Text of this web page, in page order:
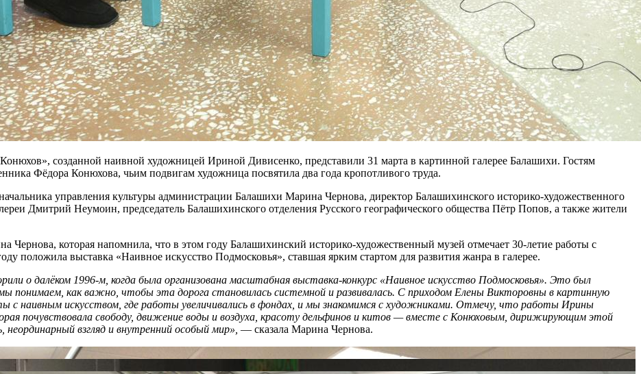
созданной наивной художницей Ириной Дивисенко, представили 31 марта в картинной галерее Балашихи. Гостям
Фёдора Конюхова, чьим подвигам художница посвятила два года кропотливого труда.
управления культуры администрации Балашихи Марина Чернова, директор Балашихинского историко-художественного
Дмитрий Неумоин, председатель Балашихинского отделения Русского географического общества Пётр Попов, а также жители
Чернова, которая напомнила, что в этом году Балашихинский историко-художественный музей отмечает 30-летие работы с
положила выставка «Наивное искусство Подмосковья», ставшая ярким стартом для развития жанра в галерее.
о далёком 1996-м, когда была организована масштабная выставка-конкурс «Наивное искусство Подмосковья». Это был
понимаем, как важно, чтобы эта дорога становилась системной и развивалась. С приходом Елены Викторовны в картинную
с наивным искусством, где работы увеличивались в фондах, и мы знакомимся с художниками. Отмечу, что работы Ирины
почувствовала свободу, движение воды и воздуха, красоту дельфинов и китов — вместе с Конюховым, дирижирующим этой
взгляд и внутренний особый мир», — сказала Марина Чернова.